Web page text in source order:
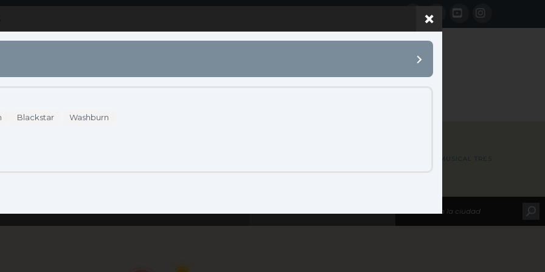
Facebook
LinkedInYouTubeInstagram
M C GRUP S C P - MUSICAL TRES
Blackstar Washburn